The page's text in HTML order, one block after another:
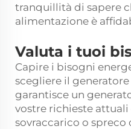
tranquillità di sapere
alimentazione è
Valuta i tuoi
Capire i bisogni
scegliere il
garantisce un
vostre richieste attuali
sovraccarico o spreco